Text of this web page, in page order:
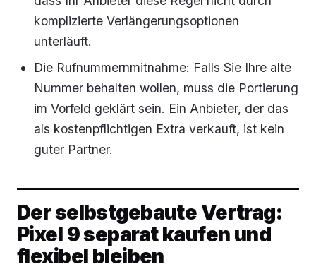
komplizierte Verlängerungsoptionen
unterläuft.
Die Rufnummernmitnahme: Falls Sie Ihre alte
Nummer behalten wollen, muss die Portierung
im Vorfeld geklärt sein. Ein Anbieter, der das
als kostenpflichtigen Extra verkauft, ist kein
guter Partner.
Der selbstgebaute Vertrag:
Pixel 9 separat kaufen und
flexibel bleiben